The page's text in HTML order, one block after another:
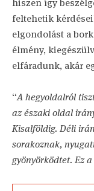
hiszen így
feltehetik
elgondolást a
élmény,
elfáradunk, akár
“A hegyoldalról
az északi oldal
Kisalföldig. Déli
sorakoznak,
gyönyörködtet. Ez